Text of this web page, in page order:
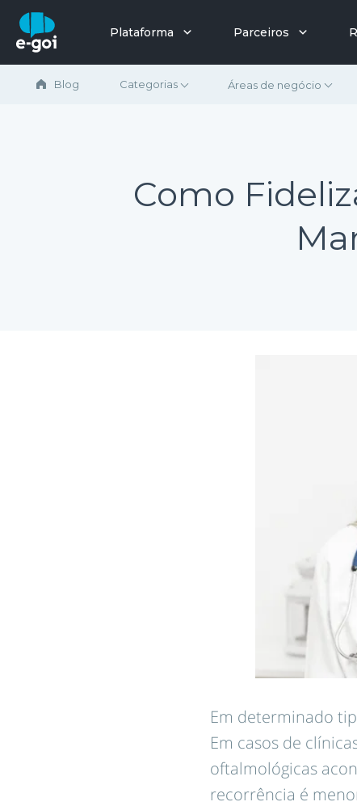
Ir para o conteúdo
Plataforma Parceiros
Blog Categorias Áreas de negócio
Como
Em determinado
Em casos de
oftalmológicas
recorrência é